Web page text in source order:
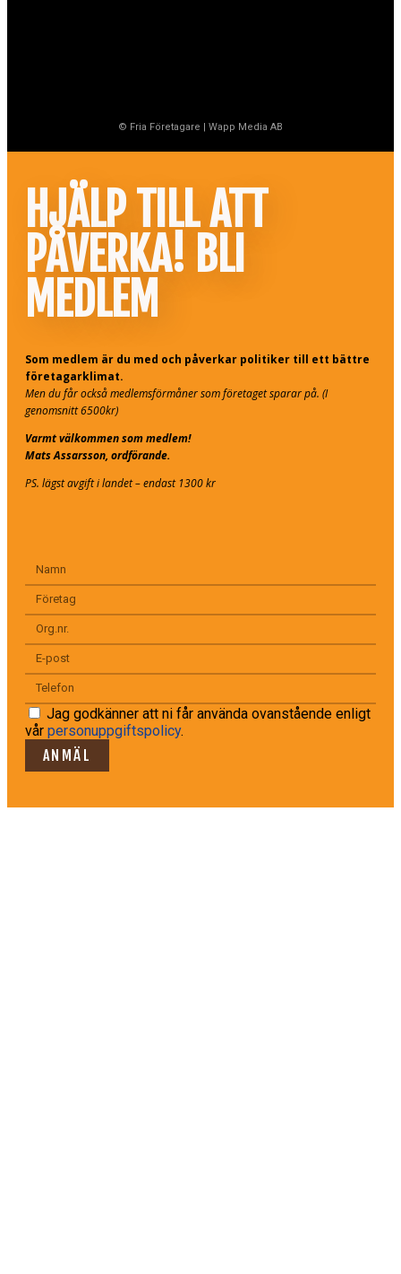
© Fria Företagare | Wapp Media AB
HJÄLP TILL ATT
PÅVERKA! BLI
MEDLEM
Som medlem är du med och påverkar politiker till ett bättre
företagarklimat.
Men du får också medlemsförmåner som företaget sparar på. (I
genomsnitt 6500kr)
Varmt välkommen som medlem!
Mats Assarsson, ordförande.
PS. lägst avgift i landet – endast 1300 kr
Jag godkänner att ni får använda ovanstående enligt
vår personuppgiftspolicy.
ANMÄL